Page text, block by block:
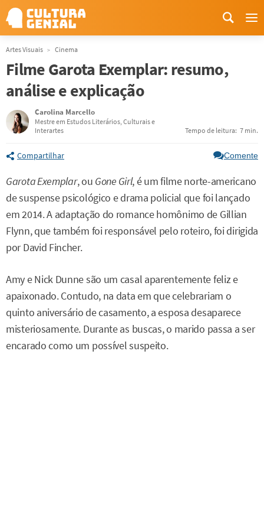
Artes Visuais Cinema
Filme Garota Exemplar: resumo,
análise e explicação
Carolina Marcello
Mestre em Estudos Literários, Culturais e
Interartes
Tempo de leitura: 7 min.
Compartilhar Comente
Garota Exemplar, ou Gone Girl, é um filme norte-americano
de suspense psicológico e drama policial que foi lançado
em 2014. A adaptação do romance homônimo de Gillian
Flynn, que também foi responsável pelo roteiro, foi dirigida
por David Fincher.
Amy e Nick Dunne são um casal aparentemente feliz e
apaixonado. Contudo, na data em que celebrariam o
quinto aniversário de casamento, a esposa desaparece
misteriosamente. Durante as buscas, o marido passa a ser
encarado como um possível suspeito.